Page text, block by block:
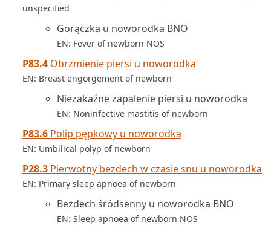
unspecified
Gorączka u noworodka BNO
EN: Fever of newborn NOS
P83.4 Obrzmienie piersi u noworodka
EN: Breast engorgement of newborn
Niezakaźne zapalenie piersi u noworodka
EN: Noninfective mastitis of newborn
P83.6 Polip pępkowy u noworodka
EN: Umbilical polyp of newborn
P28.3 Pierwotny bezdech w czasie snu u noworodka
EN: Primary sleep apnoea of newborn
Bezdech śródsenny u noworodka BNO
EN: Sleep apnoea of newborn NOS